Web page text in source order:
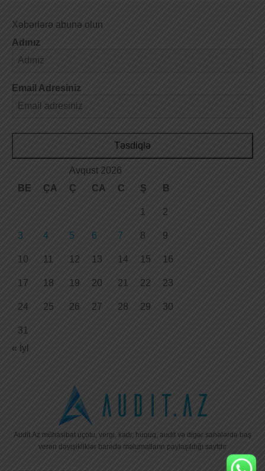
Xəbərlərə abunə olun
Adınız
Email Adresiniz
Təsdiqlə
Avqust 2026
BE
ÇA Ç CA C Ş B
1 2
3 4 5 6 7 8 9
10 11 12 13 14 15 16
17 18 19 20 21 22 23
24 25 26 27 28 29 30
31
« İyl
Audit.Az mühasibat uçotu, vergi, kadr, hüquq, audit və digər sahələrdə baş
verən dəyişikliklər barədə məlumatların paylaşıldığı saytdır